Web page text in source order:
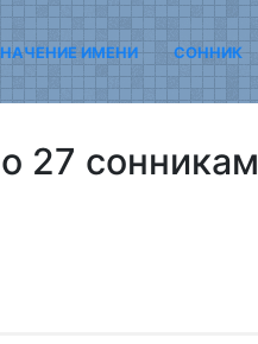
ИМЕНИ СОННИК
27 сонникам